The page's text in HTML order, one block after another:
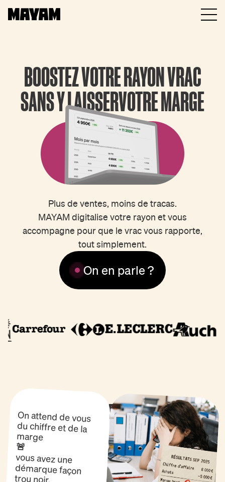
BOOSTEZ VOTRE RAYON VRAC
SANS Y LAISSERVOTRE MARGE
Plus de ventes, moins de tracas.
MAYAM digitalise votre rayon et vous
accompagne pour que le vrac vous rapporte,
tout simplement.
On en parle ?
Y'A T'IL UN PILOTE DANS LE RAYON ?
On attend de vous
du chiffre et de la
marge
🚨
vous avez une
démarque façon
trou noir.